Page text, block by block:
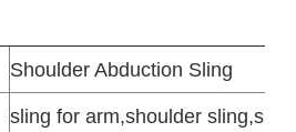
Shoulder Abduction Sling
sling for arm,shoulder